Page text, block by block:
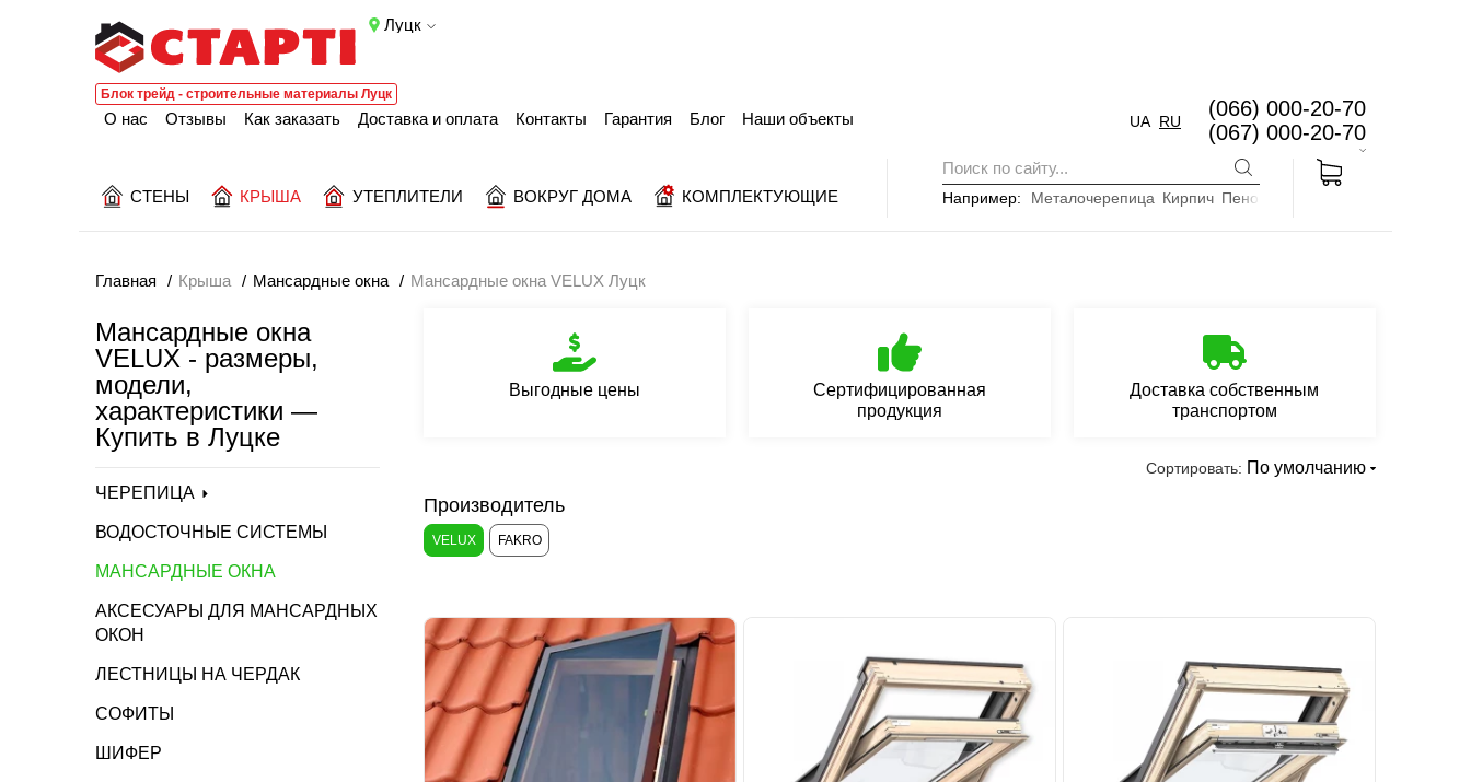
Луцк
Блок трейд - строительные материалы Луцк
Например: Металочерепица Кирпич Пенопласт
СТЕНЫ КРЫША УТЕПЛИТЕЛИ ВОКРУГ ДОМА КОМПЛЕКТУЮЩИЕ
(066) 000-20-70
(067) 000-20-70
О нас Отзывы Как заказать Доставка и оплата Контакты Гарантия Блог Наши объекты UA RU
Главная Крыша Мансардные окна Мансардные окна VELUX Луцк
Мансардные окна
VELUX - размеры,
модели,
характеристики —
Купить в Луцке
ЧЕРЕПИЦА
ВОДОСТОЧНЫЕ СИСТЕМЫ
МАНСАРДНЫЕ ОКНА
АКСЕСУАРЫ ДЛЯ МАНСАРДНЫХ
ОКОН
ЛЕСТНИЦЫ НА ЧЕРДАК
СОФИТЫ
ШИФЕР
Выгодные цены
Сертифицированная
продукция
Доставка собственным
транспортом
Сортировать: По умолчанию
Производитель
VELUX FAKRO